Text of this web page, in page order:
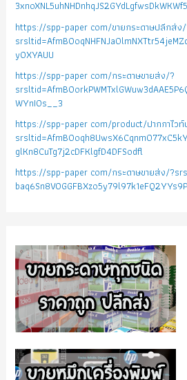
3xnoXNL5uhNHDnhqJS2GYdLgfwsDkWKWf5
https://spp-paper com/ขายกระดาษปลีกส่ง
yOXYAUU
https://spp-paper com/กระดาษขายส่ง/?
WYnIOs__3
https://spp-paper com/product/ปากกาไว
glKn8CuTg7j2cDFKlgfD4DFSodfl
https://spp-paper com/กระดาษขายส่ง/